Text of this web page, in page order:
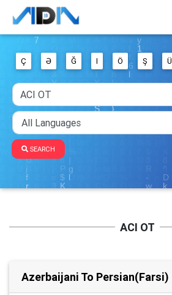
Ç Ə Ğ I Ö Ş Ü
SEARCH
ACI OT
Azerbaijani To Persian(Farsi)